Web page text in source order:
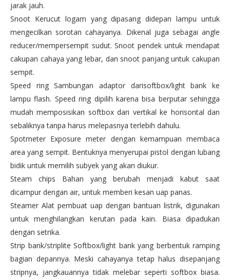
jarak jauh.
Snoot Kerucut logam yang dipasang didepan lampu untuk
mengecilkan sorotan cahayanya. Dikenal juga sebagai angle
reducer/mempersempit sudut. Snoot pendek untuk mendapat
cakupan cahaya yang lebar, dan snoot panjang untuk cakupan
sempit.
Speed ring Sambungan adaptor darisoftbox/light bank ke
lampu flash. Speed ring dipilih karena bisa berputar sehingga
mudah memposisikan softbox dari vertikal ke horisontal dan
sebaliknya tanpa harus melepasnya terlebih dahulu.
Spotmeter Exposure meter dengan kemampuan membaca
area yang sempit. Bentuknya menyerupai pistol dengan lubang
bidik untuk memilih subyek yang akan diukur.
Steam chips Bahan yang berubah menjadi kabut saat
dicampur dengan air, untuk memberi kesan uap panas.
Steamer Alat pembuat uap dengan bantuan listrik, digunakan
untuk menghilangkan kerutan pada kain. Biasa dipadukan
dengan setrika.
Strip bank/striplite Softbox/light bank yang berbentuk ramping
bagian depannya. Meski cahayanya tetap halus disepanjang
stripnya, jangkauannya tidak melebar seperti softbox biasa.